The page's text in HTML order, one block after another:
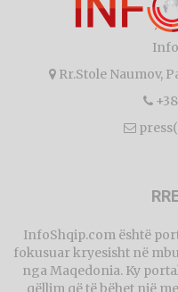
Rr.Stole Naumov,
InfoShqip.com është
fokusuar kryesisht në
nga Maqedonia. Ky
qëllim që të bëhet një